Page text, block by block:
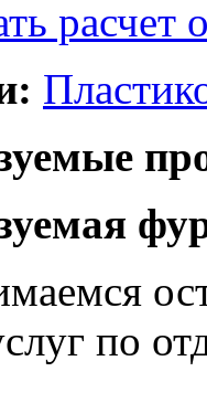
расчет
по